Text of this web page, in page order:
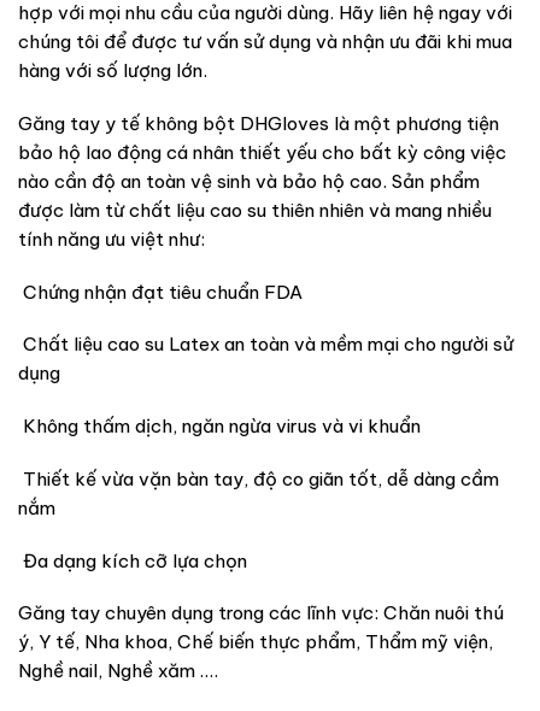
hợp với mọi nhu cầu của người dùng. Hãy liên hệ ngay với
chúng tôi để được tư vấn sử dụng và nhận ưu đãi khi mua
hàng với số lượng lớn.
Găng tay y tế không bột DHGloves là một phương tiện
bảo hộ lao động cá nhân thiết yếu cho bất kỳ công việc
nào cần độ an toàn vệ sinh và bảo hộ cao. Sản phẩm
được làm từ chất liệu cao su thiên nhiên và mang nhiều
tính năng ưu việt như:
Chứng nhận đạt tiêu chuẩn FDA
Chất liệu cao su Latex an toàn và mềm mại cho người sử
dụng
Không thấm dịch, ngăn ngừa virus và vi khuẩn
Thiết kế vừa vặn bàn tay, độ co giãn tốt, dễ dàng cầm
nắm
Đa dạng kích cỡ lựa chọn
Găng tay chuyên dụng trong các lĩnh vực: Chăn nuôi thú
ý, Y tế, Nha khoa, Chế biến thực phẩm, Thẩm mỹ viện,
Nghề nail, Nghề xăm ….